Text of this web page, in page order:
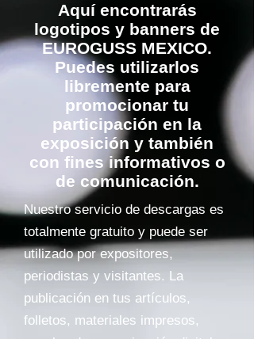
Aquí encontrarás
logotipos y banners de
EUROGUSS MEXICO.
Puedes utilizarlos
libremente para
promocionar tu
participación en la
exposición y también
con fines informativos o
de comunicación.
Nuestro servicio de descargas es
totalmente gratuito y puede ser
utilizado por expositores,
periodistas y visitantes. La
publicación en tus artículos,
folletos, materiales impresos,